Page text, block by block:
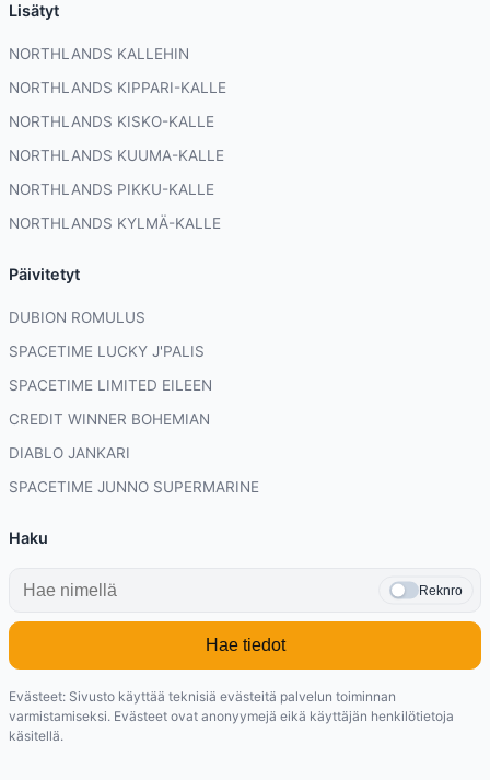
Lisätyt
NORTHLANDS KALLEHIN
NORTHLANDS KIPPARI-KALLE
NORTHLANDS KISKO-KALLE
NORTHLANDS KUUMA-KALLE
NORTHLANDS PIKKU-KALLE
NORTHLANDS KYLMÄ-KALLE
Päivitetyt
DUBION ROMULUS
SPACETIME LUCKY J'PALIS
SPACETIME LIMITED EILEEN
CREDIT WINNER BOHEMIAN
DIABLO JANKARI
SPACETIME JUNNO SUPERMARINE
Haku
Reknro
Hae tiedot
Evästeet: Sivusto käyttää teknisiä evästeitä palvelun toiminnan
varmistamiseksi. Evästeet ovat anonyymejä eikä käyttäjän henkilötietoja
käsitellä.